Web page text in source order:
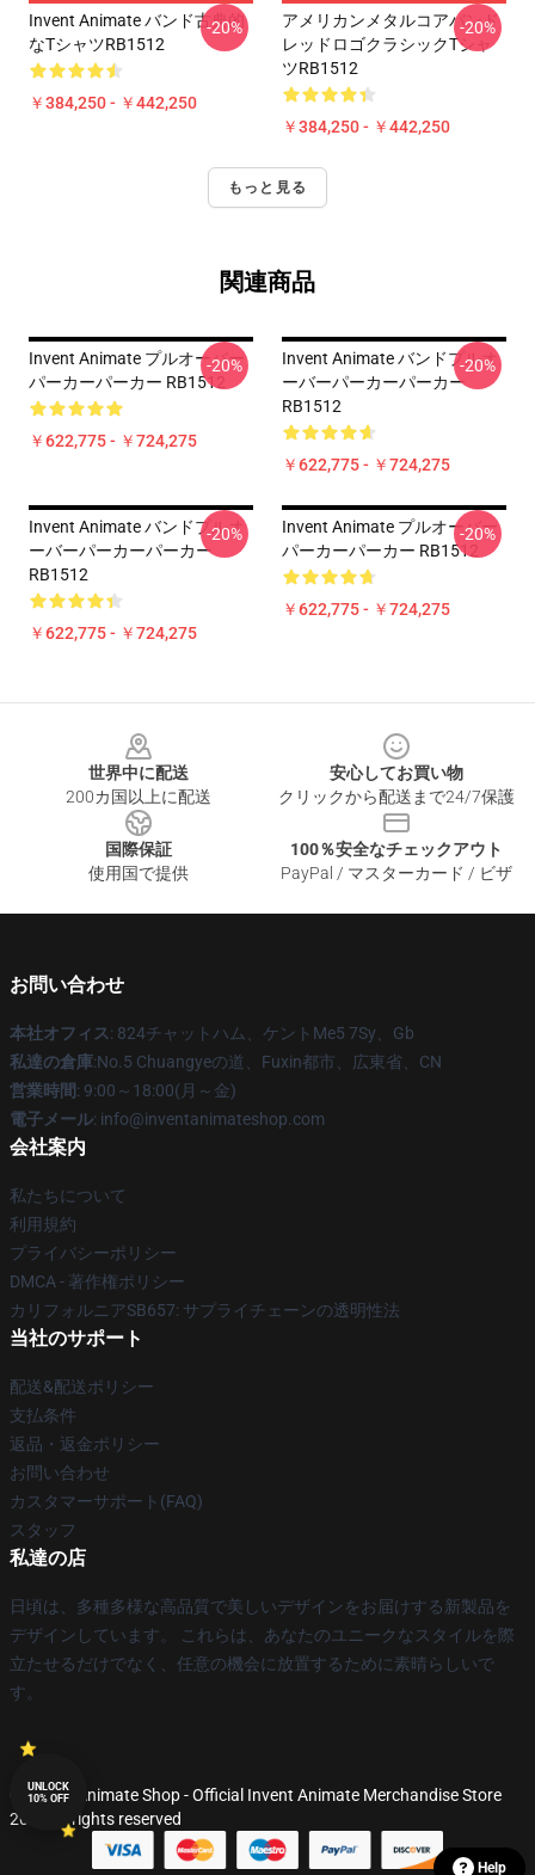
Invent Animate バンド古典的
なTシャツRB1512
￥384,250 - ￥442,250
-20%
アメリカンメタルコアバンド
レッドロゴクラシックTシャ
ツRB1512
￥384,250 - ￥442,250
-20%
もっと見る
関連商品
Invent Animate プルオーバー
パーカーパーカー RB1512
￥622,775 - ￥724,275
-20%
Invent Animate バンドプルオ
ーバーパーカーパーカー
RB1512
￥622,775 - ￥724,275
-20%
Invent Animate バンドプルオ
ーバーパーカーパーカー
RB1512
￥622,775 - ￥724,275
-20%
Invent Animate プルオーバー
パーカーパーカー RB1512
￥622,775 - ￥724,275
-20%
世界中に配送
200カ国以上に配送
安心してお買い物
クリックから配送まで24/7保護
国際保証
使用国で提供
100％安全なチェックアウト
PayPal / マスターカード / ビザ
お問い合わせ
本社オフィス: 824チャットハム、ケントMe5 7Sy、Gb
私達の倉庫:No.5 Chuangyeの道、Fuxin都市、広東省、CN
営業時間: 9:00～18:00(月～金)
電子メール: info@inventanimateshop.com
会社案内
私たちについて
利用規約
プライバシーポリシー
DMCA - 著作権ポリシー
カリフォルニアSB657: サプライチェーンの透明性法
当社のサポート
配送&配送ポリシー
支払条件
返品・返金ポリシー
お問い合わせ
カスタマーサポート(FAQ)
スタッフ
私達の店
日頃は、多種多様な高品質で美しいデザインをお届けする新製品を
デザインしています。 これらは、あなたのユニークなスタイルを際
立たせるだけでなく、任意の機会に放置するために素晴らしいで
す。
© Invent Animate Shop - Official Invent Animate Merchandise Store
2026 all rights reserved
Help
UNLOCK
10% OFF